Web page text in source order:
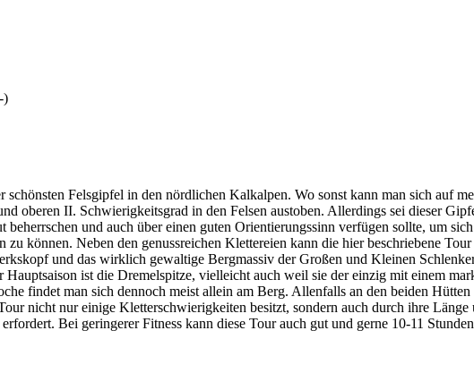
)
Felsgipfel in den nördlichen Kalkalpen. Wo sonst kann man sich auf
oberen II. Schwierigkeitsgrad in den Felsen austoben. Allerdings sei dieser
und auch über einen guten Orientierungssinn verfügen sollte, um
können. Neben den genussreichen Klettereien kann die hier beschriebene
und das wirklich gewaltige Bergmassiv der Großen und Kleinen
Hauptsaison ist die Dremelspitze, vielleicht auch weil sie der einzig mit einem
findet man sich dennoch meist allein am Berg. Allenfalls an den beiden
nicht nur einige Kletterschwierigkeiten besitzt, sondern auch durch ihre
Bei geringerer Fitness kann diese Tour auch gut und gerne 10-11